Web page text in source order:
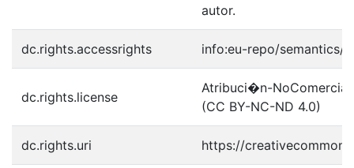
autor.
dc.rights.accessrights info:eu-repo/semantics/
dc.rights.license
Atribuci�n-
(CC BY-NC-ND 4.0)
dc.rights.uri https://